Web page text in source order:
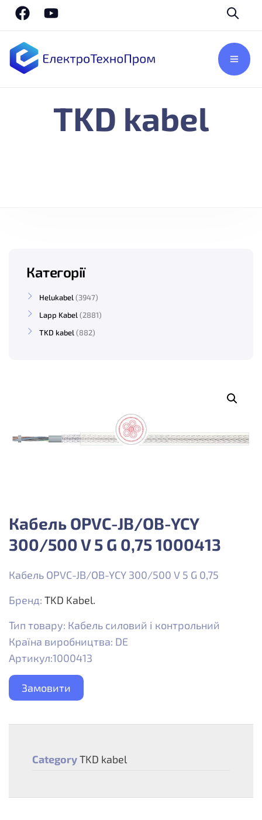
TKD kabel
Кабель OPVC-JB/OB-YCY
300/500 V 5 G 0,75 1000413
Кабель OPVC-JB/OB-YCY 300/500 V 5 G 0,75
Бренд: TKD Kabel.
Тип товару: Кабель силовий і контрольний
Країна виробництва: DE
Артикул:1000413
Замовити
CategoryTKD kabel
Категорії
Helukabel
3947
Lapp Kabel
2881
TKD kabel
882